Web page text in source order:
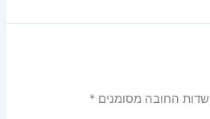
שדות החובה מסומנים*